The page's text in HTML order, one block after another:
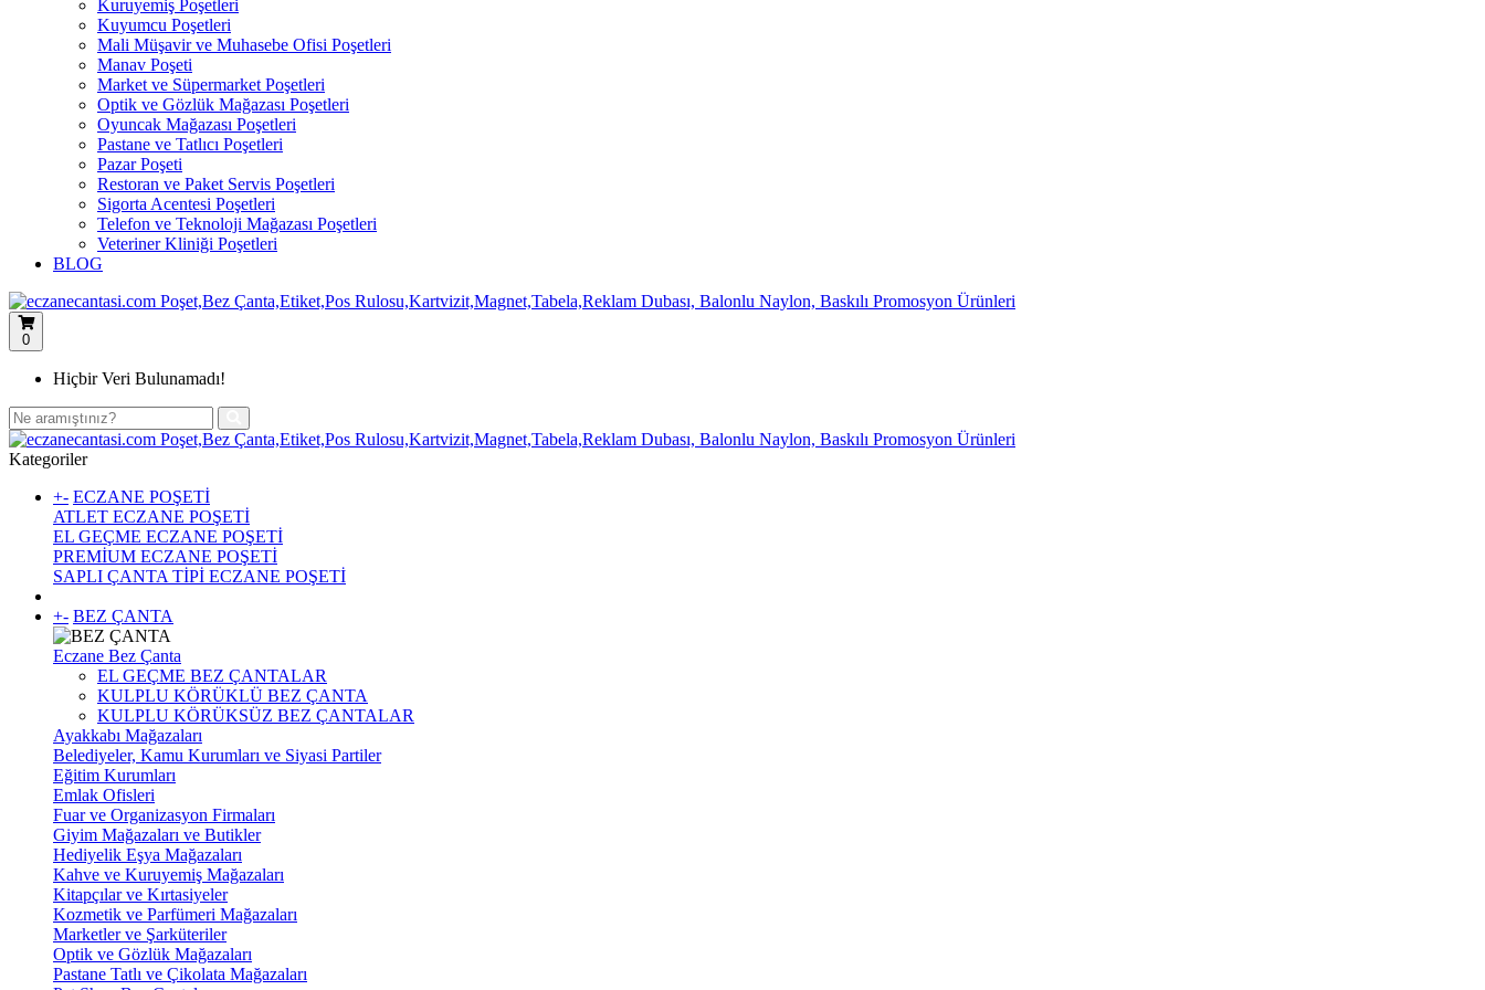
Kuruyemiş Poşetleri
Kuyumcu Poşetleri
Mali Müşavir ve Muhasebe Ofisi Poşetleri
Manav Poşeti
Market ve Süpermarket Poşetleri
Optik ve Gözlük Mağazası Poşetleri
Oyuncak Mağazası Poşetleri
Pastane ve Tatlıcı Poşetleri
Pazar Poşeti
Restoran ve Paket Servis Poşetleri
Sigorta Acentesi Poşetleri
Telefon ve Teknoloji Mağazası Poşetleri
Veteriner Kliniği Poşetleri
BLOG
0
Hiçbir Veri Bulunamadı!
Kategoriler
+- ECZANE POŞETİ
ATLET ECZANE POŞETİ
EL GEÇME ECZANE POŞETİ
PREMİUM ECZANE POŞETİ
SAPLI ÇANTA TİPİ ECZANE POŞETİ
+- BEZ ÇANTA
Eczane Bez Çanta
EL GEÇME BEZ ÇANTALAR
KULPLU KÖRÜKLÜ BEZ ÇANTA
KULPLU KÖRÜKSÜZ BEZ ÇANTALAR
Ayakkabı Mağazaları
Belediyeler, Kamu Kurumları ve Siyasi Partiler
Eğitim Kurumları
Emlak Ofisleri
Fuar ve Organizasyon Firmaları
Giyim Mağazaları ve Butikler
Hediyelik Eşya Mağazaları
Kahve ve Kuruyemiş Mağazaları
Kitapçılar ve Kırtasiyeler
Kozmetik ve Parfümeri Mağazaları
Marketler ve Şarküteriler
Optik ve Gözlük Mağazaları
Pastane Tatlı ve Çikolata Mağazaları